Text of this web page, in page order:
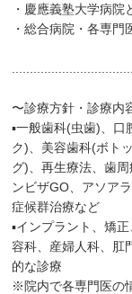
・慶應義塾大学病院
・総合病院・各専門
〜診療方針・診療内
▪一般歯科(虫歯)、口
ク)、美容歯科(ボト
グ)、再生療法、歯
ンビザGO、アソア
症候群治療など
▪インプラント、矯
容科、産婦人科、肛
的な診療
※院内で各専門医の